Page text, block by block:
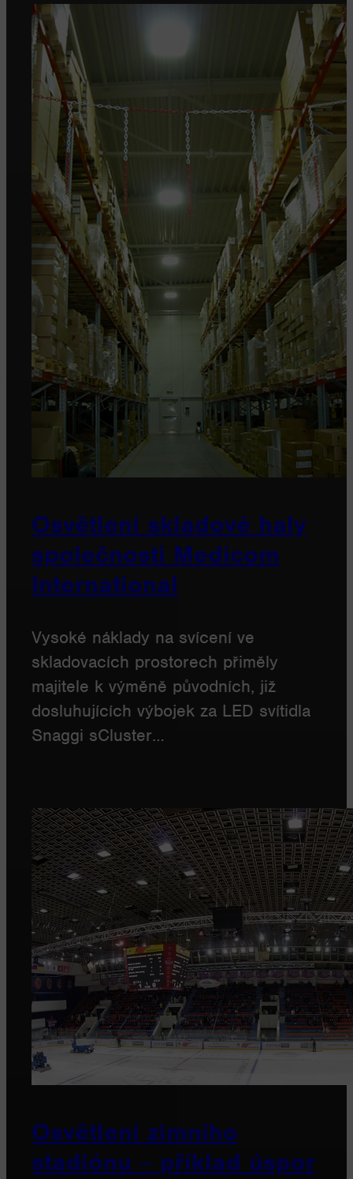
Osvětlení skladové haly
společnosti Medicom
International
Vysoké náklady na svícení ve
skladovacích prostorech přiměly
majitele k výměně původních, již
dosluhujících výbojek za LED svítidla
Snaggi sCluster…
Osvětlení zimního
stadiónu ‒ příklad úspor